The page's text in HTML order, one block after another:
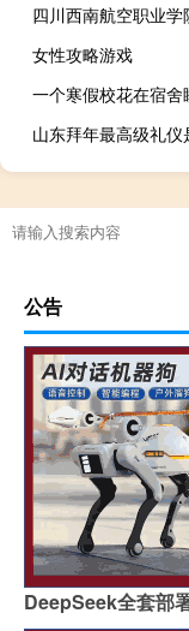
女性攻略游戏
山东拜年最高级礼仪
公告
DeepSeek全套部